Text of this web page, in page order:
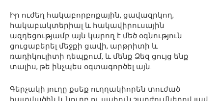
Իր ուժեղ հակաբորբոքային, ցավազրկող,
հակաբակտերիալ և հակավիրուսային
ազդեցությամբ այն կարող է մեծ օգնություն
ցուցաբերել մեջքի ցավի, արթրիտի և
ռադիկուլիտի դեպքում, և մենք Ձեզ ցույց ենք
տալիս, թե ինչպես օգտագործել այն.
Գերչակի յուղը քսեք ուղղակիորեն տուժած